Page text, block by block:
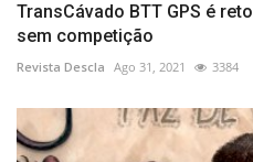
TransCávado BTT GPS é
sem competição
Revista Descla Ago 31, 2021 3384